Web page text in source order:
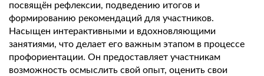
посвящён рефлексии, подведению итогов и
формированию рекомендаций для участников.
Насыщен интерактивными и вдохновляющими
занятиями, что делает его важным этапом в процессе
профориентации. Он предоставляет участникам
возможность осмыслить свой опыт, оценить свои